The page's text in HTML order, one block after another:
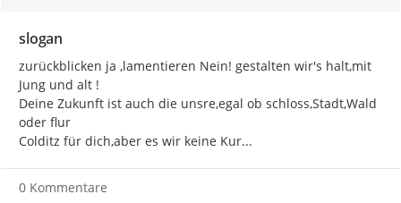
slogan
zurückblicken ja ,lamentieren Nein! gestalten wir's halt,mit
Jung und alt !
Deine Zukunft ist auch die unsre,egal ob schloss,Stadt,Wald
oder flur
Colditz für dich,aber es wir keine Kur...
0 Kommentare